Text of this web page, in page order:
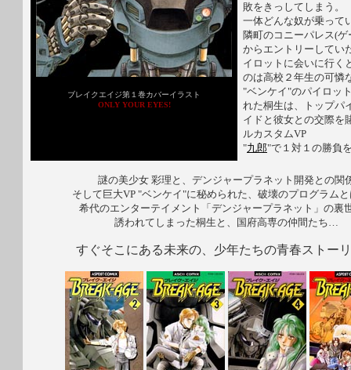
ブレイクエイジ第１巻カバーイラスト
ONLY YOUR EYES!
敗をきっしてしまう。
一体どんな奴が乗って
隣町のコニーパレス(
からエントリーしてい
イロットに会いに行く
のは高校２年生の可憐
"ベンケイ"のパイロッ
れた桐生は、トップパ
イドと彼女との交際を
ルカスタムVP
"九郎"で１対１の勝負
謎の美少女 彩理と、デンジャープラネット開発との関
そして巨大VP "ベンケイ"に秘められた、破壊のプログラム
希代のエンターテイメント「デンジャープラネット」の裏
誘われてしまった桐生と、国府高専の仲間たち…
すぐそこにある未来の、少年たちの青春ストー